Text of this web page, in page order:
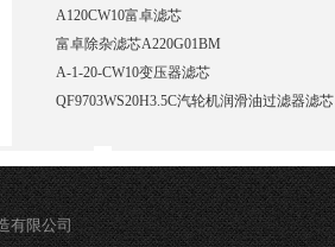
A120CW10富卓滤芯
富卓除杂滤芯A220G01BM
A-1-20-CW10变压器滤芯
QF9703WS20H3.5C汽轮机润滑油过滤器滤芯
有限公司